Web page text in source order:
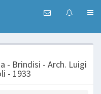
- Brindisi - Arch. Luigi
- 1933